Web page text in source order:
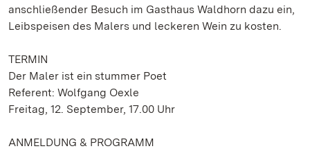
anschließender Besuch im Gasthaus Waldhorn dazu ein,
Leibspeisen des Malers und leckeren Wein zu kosten.
TERMIN
Der Maler ist ein stummer Poet
Referent: Wolfgang Oexle
Freitag, 12. September, 17.00 Uhr
ANMELDUNG & PROGRAMM